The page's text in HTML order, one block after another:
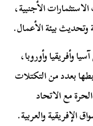
الأجنبية،
وتحديث بيئة الأعمال.
وأفريقيا وأوروبا،
بعدد من التكتلات
مع الاتحاد
الإفريقية والعربية.